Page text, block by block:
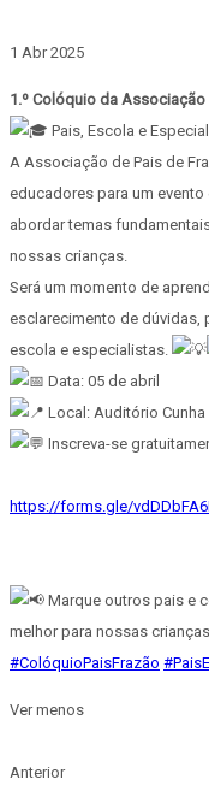
1 Abr 2025
1.º Colóquio da Associação
Pais, Escola e
A Associação de Pais de
educadores para um
abordar temas
nossas crianças.
Será um momento de
esclarecimento de dúvidas,
escola e especialistas.
Data: 05 de abril
Local: Auditório
Inscreva-se
https://forms.gle/
Marque outros pais e
melhor para nossas
#ColóquioPaisFrazão
Ver menos
Anterior